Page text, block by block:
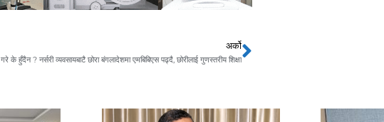
अर्को
गरे के हुँदैन ? नर्सरी व्यवसायबाटै छोरा बंगलादेशमा एमबिबिएस पढ्दै, छोरीलाई गुणस्तरीय शिक्षाNext